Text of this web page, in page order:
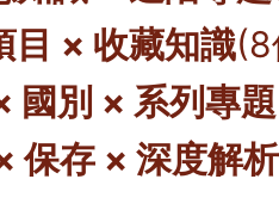
目 × 收藏知識
國別 × 系列專題
保存 × 深度解析